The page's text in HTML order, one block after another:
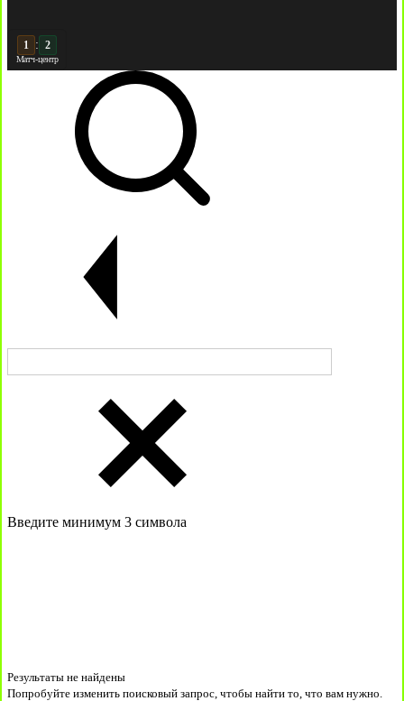
: 2
Матч-центр
Введите минимум 3 символа
Результаты не найдены
Попробуйте изменить поисковый запрос, чтобы найти то, что вам нужно.